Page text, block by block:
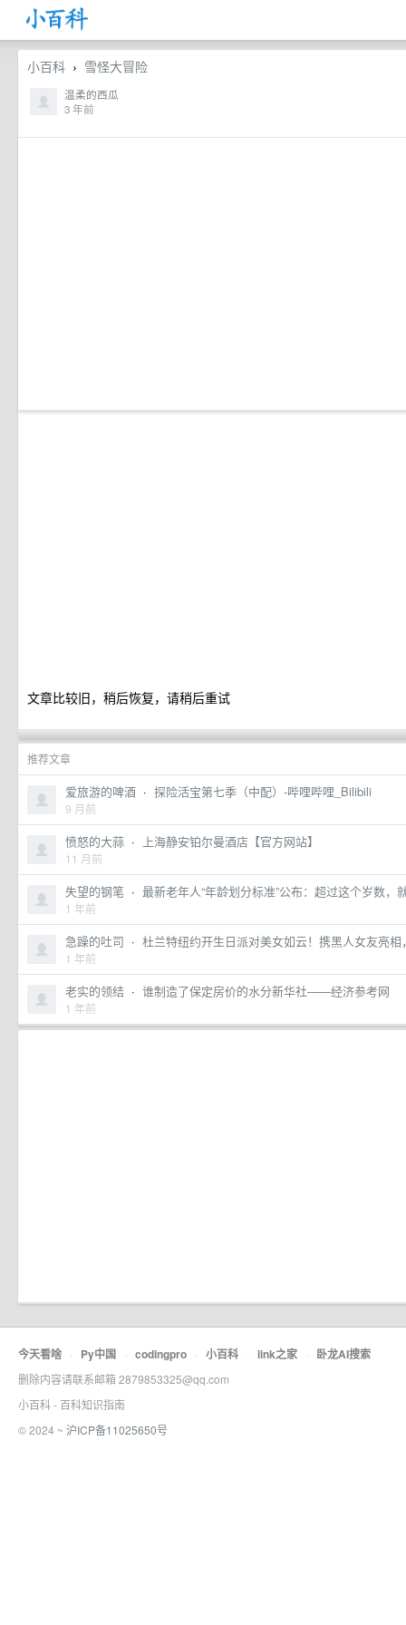
小百科 › 雪怪大冒险
温柔的西瓜
3 年前
文章比较旧，稍后恢复，请稍后重试
推荐文章
爱旅游的啤酒 · 探险活宝第七季（中配）-哔哩哔哩_Bilibili
9 月前
愤怒的大蒜 · 上海静安铂尔曼酒店【官方网站】
11 月前
失望的钢笔 · 最新老年人“年龄划分标准”公布：超过这个岁数，
1 年前
急躁的吐司 · 杜兰特纽约开生日派对美女如云！携黑人女友亮
1 年前
老实的领结 · 谁制造了保定房价的水分新华社——经济参考网
1 年前
今天看啥 · Py中国 · codingpro · 小百科 · link之家 · 卧龙AI搜索
删除内容请联系邮箱 2879853325@qq.com
小百科 - 百科知识指南
© 2024 ~ 沪ICP备11025650号